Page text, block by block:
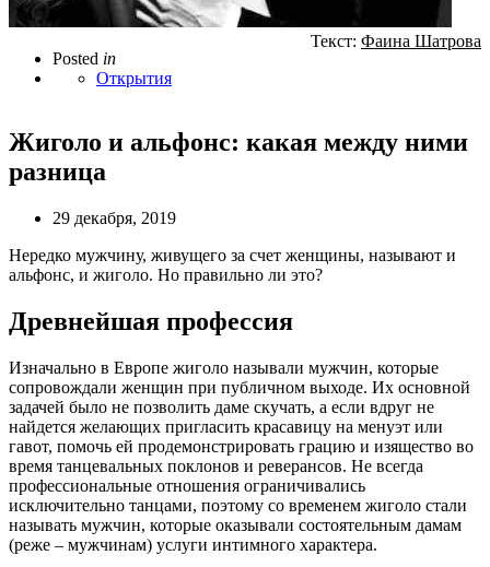
Posted in
Открытия
Текст: Фаина Шатрова
Жиголо и альфонс: какая между ними
разница
29 декабря, 2019
Нередко мужчину, живущего за счет женщины, называют и
альфонс, и жиголо. Но правильно ли это?
Древнейшая профессия
Изначально в Европе жиголо называли мужчин, которые
сопровождали женщин при публичном выходе. Их основной
задачей было не позволить даме скучать, а если вдруг не
найдется желающих пригласить красавицу на менуэт или
гавот, помочь ей продемонстрировать грацию и изящество во
время танцевальных поклонов и реверансов. Не всегда
профессиональные отношения ограничивались
исключительно танцами, поэтому со временем жиголо стали
называть мужчин, которые оказывали состоятельным дамам
(реже – мужчинам) услуги интимного характера.